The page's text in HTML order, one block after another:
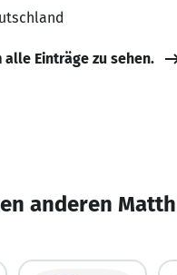
alle Einträge zu sehen.
anderen